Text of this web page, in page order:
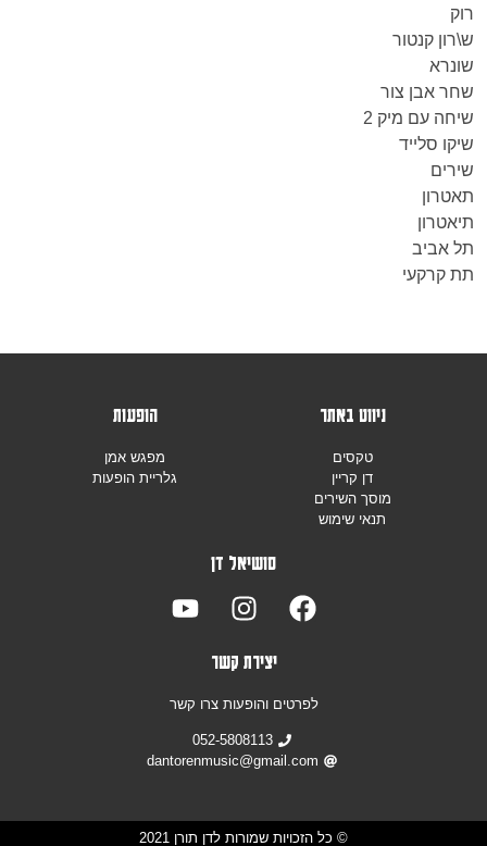
רוק
ש\רון קנטור
שונרא
שחר אבן צור
שיחה עם מיק 2
שיקו סלייד
שירים
תאטרון
תיאטרון
תל אביב
תת קרקעי
ניווט באתר
טקסים
דן קריין
מוסך השירים
תנאי שימוש
הופעות
מפגש אמן
גלריית הופעות
סושיאל דן
יצירת קשר
לפרטים והופעות צרו קשר
052-5808113
dantorenmusic@gmail.com
© כל הזכויות שמורות לדן תורן 2021